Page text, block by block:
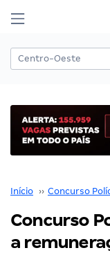
Início ›› Concurso
Concurso
a